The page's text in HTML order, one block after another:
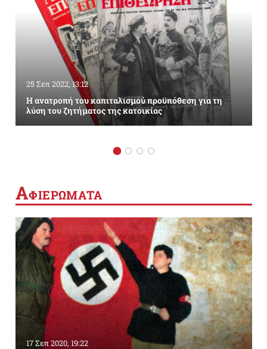
25 Σεπ 2022, 13:12
Η ανατροπή του καπιταλισμού προϋπόθεση για τη
λύση του ζητήματος της κατοικίας
ΑΦΙΕΡΩΜΑΤΑ
17 Σεπ 2020, 19:22